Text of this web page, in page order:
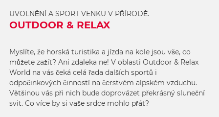
UVOLNĚNÍ A SPORT VENKU V PŘÍRODĚ.
OUTDOOR & RELAX
Myslíte, že horská turistika a jízda na kole jsou vše, co
můžete zažít? Ani zdaleka ne! V oblasti Outdoor & Relax
World na vás čeká celá řada dalších sportů i
odpočinkových činností na čerstvém alpském vzduchu.
Většinou vás při nich bude doprovázet překrásný sluneční
svit. Co více by si vaše srdce mohlo přát?